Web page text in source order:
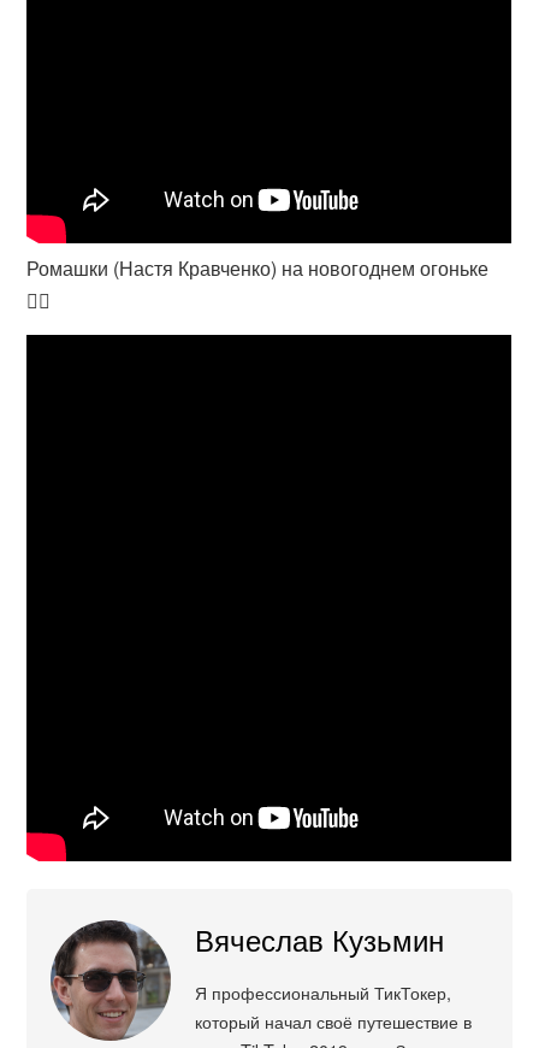
Ромашки (Настя Кравченко) на новогоднем огоньке
❤️‍🔥
Вячеслав Кузьмин
Я профессиональный ТикТокер,
который начал своё путешествие в